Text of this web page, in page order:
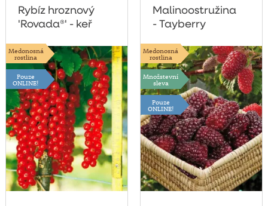
Rybíz hroznový
'Rovada®' - keř
Medonosná
rostlina
Pouze
ONLINE!
Malinoostružina
- Tayberry
Medonosná
rostlina
Množstevní
sleva
Pouze
ONLINE!